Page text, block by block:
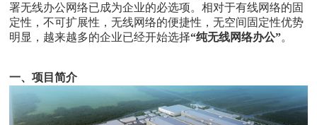
署无线办公网络已成为企业的必选项。相对于有线网络的固
定性，不可扩展性，无线网络的便捷性，无空间固定性优势
明显，越来越多的企业已经开始选择“纯无线网络办公”。
一、项目简介